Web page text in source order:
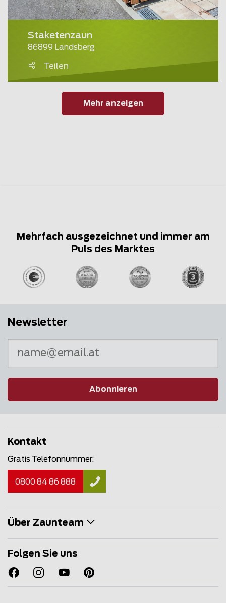
Staketenzaun
86899 Landsberg
Teilen
Mehr anzeigen
Mehrfach ausgezeichnet und immer am
Puls des Marktes
Newsletter
Abonnieren
Kontakt
Gratis Telefonnummer:
0800 84 86 888
Über Zaunteam
Folgen Sie uns